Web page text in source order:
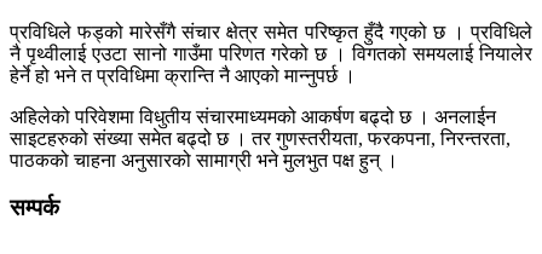
प्रविधिले फड्को मारेसँगै संचार क्षेत्र समेत परिष्कृत हुँदै गएको छ । प्रविधिले
नै पृथ्वीलाई एउटा सानो गाउँमा परिणत गरेको छ । विगतको समयलाई नियालेर
हेर्ने हो भने त प्रविधिमा क्रान्ति नै आएको मान्नुपर्छ ।
अहिलेको परिवेशमा विधुतीय संचारमाध्यमको आकर्षण बढ्दो छ । अनलाईन
साइटहरुको संख्या समेत बढ्दो छ । तर गुणस्तरीयता, फरकपना, निरन्तरता,
पाठकको चाहना अनुसारको सामाग्री भने मुलभुत पक्ष हुन् ।
सम्पर्क